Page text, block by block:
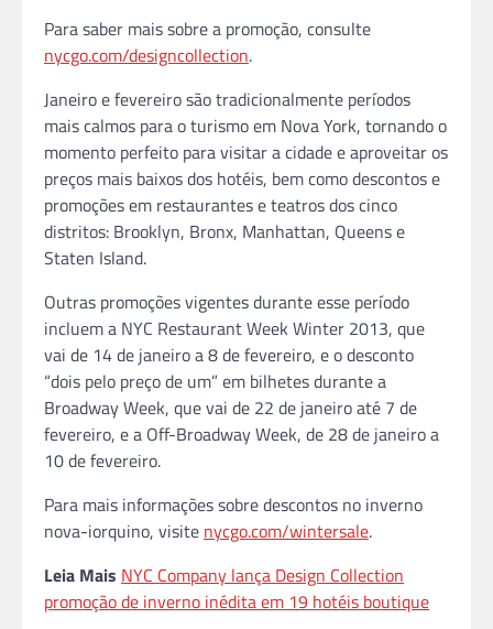
Para saber mais sobre a promoção, consulte
nycgo.com/designcollection.
Janeiro e fevereiro são tradicionalmente períodos
mais calmos para o turismo em Nova York, tornando o
momento perfeito para visitar a cidade e aproveitar os
preços mais baixos dos hotéis, bem como descontos e
promoções em restaurantes e teatros dos cinco
distritos: Brooklyn, Bronx, Manhattan, Queens e
Staten Island.
Outras promoções vigentes durante esse período
incluem a NYC Restaurant Week Winter 2013, que
vai de 14 de janeiro a 8 de fevereiro, e o desconto
“dois pelo preço de um” em bilhetes durante a
Broadway Week, que vai de 22 de janeiro até 7 de
fevereiro, e a Off-Broadway Week, de 28 de janeiro a
10 de fevereiro.
Para mais informações sobre descontos no inverno
nova-iorquino, visite nycgo.com/wintersale.
Leia Mais NYC Company lança Design Collection
promoção de inverno inédita em 19 hotéis boutique